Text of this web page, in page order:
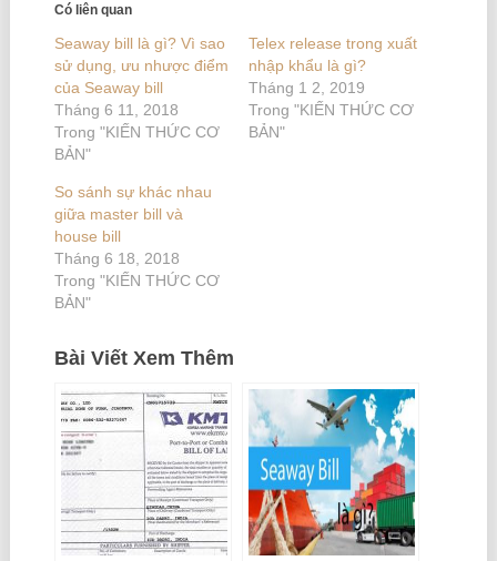
Có liên quan
Seaway bill là gì? Vì sao
sử dụng, ưu nhược điểm
của Seaway bill
Tháng 6 11, 2018
Trong "KIẾN THỨC CƠ
BẢN"
Telex release trong xuất
nhập khẩu là gì?
Tháng 1 2, 2019
Trong "KIẾN THỨC CƠ
BẢN"
So sánh sự khác nhau
giữa master bill và
house bill
Tháng 6 18, 2018
Trong "KIẾN THỨC CƠ
BẢN"
Bài Viết Xem Thêm